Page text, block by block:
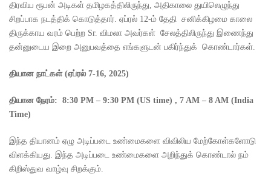
திரவிய ரூபன் அடிகள் தமிழகத்திலிருந்து, அதிகாலை துயிலெழுந்து
சிறப்பாக நடத்திக் கொடுத்தார். ஏப்ரல் 12-ம் தேதி சனிக்கிழமை காலை
திருக்காய வரம் பெற்ற Sr. விமலா அவர்கள் சேலத்திலிருந்து இணைந்து
தன்னுடைய இறை அனுபவத்தை எங்களுடன் பகிர்ந்துக் கொண்டார்கள்.
தியான நாட்கள் (ஏப்ரல் 7-16, 2025)
தியான நேரம்: 8:30 PM – 9:30 PM (US time) , 7 AM – 8 AM (India
Time)
இந்த தியானம் ஏழு அடிப்படை உண்மைகளை விவிலிய மேற்கோள்களோடு
விளக்கியது. இந்த அடிப்படை உண்மைகளை அறிந்துக் கொண்டால் நம்
கிறிஸ்துவ வாழ்வு சிறக்கும்.